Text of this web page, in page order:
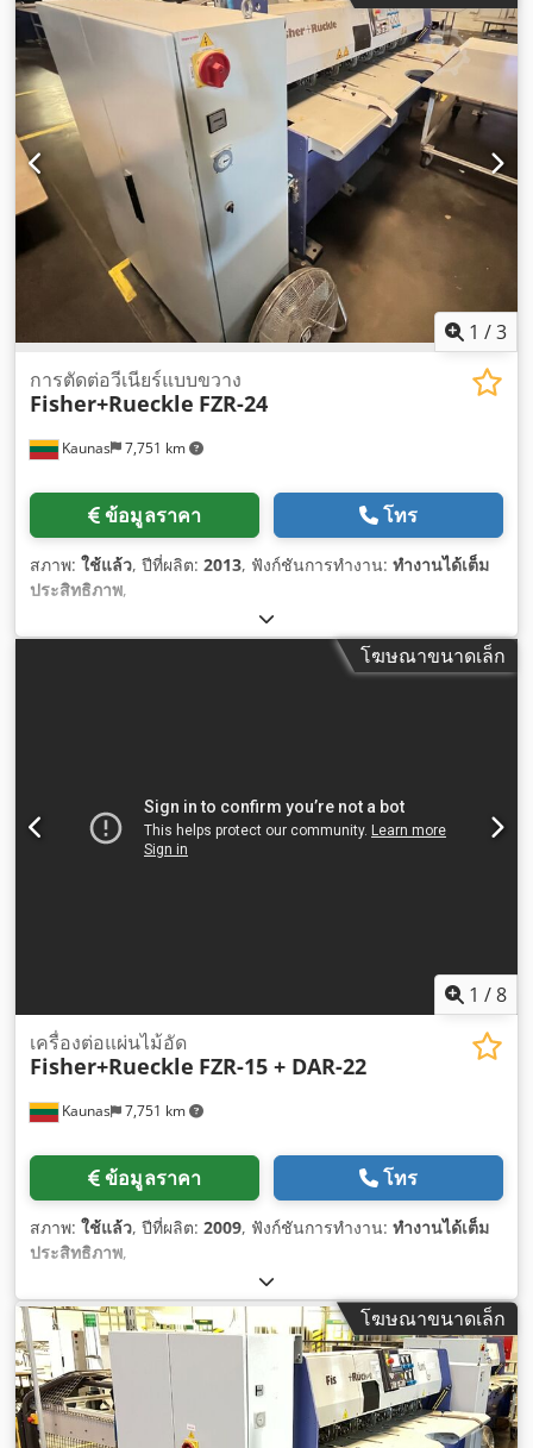
1 /3
Kaunas 7,751 km
การตัดต่อวีเนียร์แบบขวาง
Fisher+Rueckle FZR-24
ข้อมูลราคา โทร
สภาพ: ใช้แล้ว, ปีที่ผลิต: 2013, ฟังก์ชันการทำงาน: ทำงานได้เต็ม
ประสิทธิภาพ,
โฆษณาขนาดเล็ก
1 /8
Kaunas 7,751 km
เครื่องต่อแผ่นไม้อัด
Fisher+Rueckle FZR-15 + DAR-22
ข้อมูลราคา โทร
สภาพ: ใช้แล้ว, ปีที่ผลิต: 2009, ฟังก์ชันการทำงาน: ทำงานได้เต็ม
ประสิทธิภาพ,
โฆษณาขนาดเล็ก